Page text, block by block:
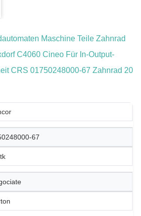
Maschine Teile Zahnrad
C4060 Cineo Für In-Output-
CRS 01750248000-67 Zahnrad 20
67